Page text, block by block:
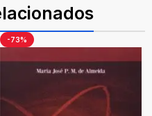
-73%